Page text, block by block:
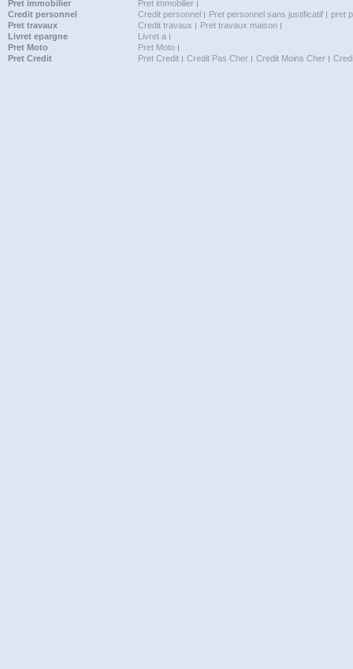
Pret immobilier
Pret immobilier
Credit personnel
Credit personnel Pret personnel sans justificatif
pret
Pret travaux
Credit travaux
Pret travaux maison
Livret epargne
Livret a
Pret Moto
Pret Moto
Pret Credit
Pret Credit Credit Pas Cher Credit Moins Cher